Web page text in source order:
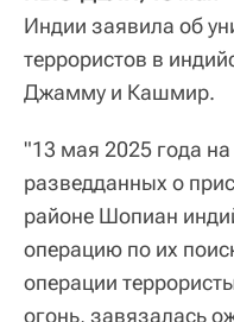
Индии заявила об
террористов в
Джамму и Кашмир.
"13 мая 2025 года
разведданных о
районе Шопиан
операцию по их
операции
огонь, завязалась